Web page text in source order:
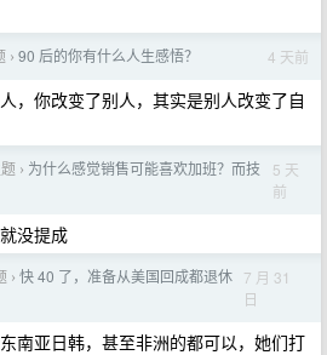
› 90 后的你有什么人生感悟？ 4 天前
，你改变了别人，其实是别人改变了自
› 为什么感觉销售可能喜欢加班？而技
5 天
前
没提成
› 快 40 了，准备从美国回成都退休 7 月 31
日
南亚日韩，甚至非洲的都可以，她们打